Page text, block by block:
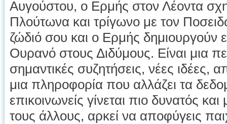
Αυγούστου, ο Ερμής στον Λέοντα
Πλούτωνα και τρίγωνο με τον
ζώδιό σου και ο Ερμής δημιουργούν
Ουρανό στους Διδύμους. Είναι μια
σημαντικές συζητήσεις, νέες ιδέες,
μια πληροφορία που αλλάζει τα
επικοινωνείς γίνεται πιο δυνατός
τους άλλους, αρκεί να αποφύγεις